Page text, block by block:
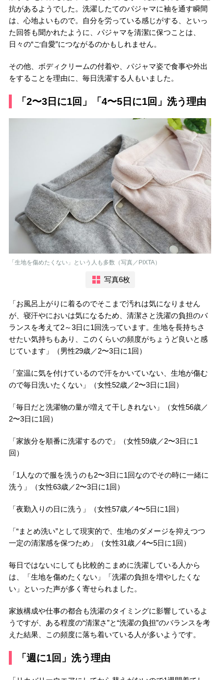
抗があるようでした。洗濯したてのパジャマに袖を通す瞬間
は、心地よいもので。自分を労っている感じがする、といっ
た回答も聞かれたように、パジャマを清潔に保つことは、
日々の“ご自愛”につながるのかもしれません。
その他、ボディクリームの付着や、パジャマ姿で食事や外出
をすることを理由に、毎日洗濯する人もいました。
「2〜3日に1回」「4〜5日に1回」洗う理由
「生地を傷めたくない」という人も多数（写真／PIXTA）
写真6枚
「お風呂上がりに着るのでそこまで汚れは気になりません
が、寝汗やにおいは気になるため、清潔さと洗濯の負担のバ
ランスを考えて2～3日に1回洗っています。生地を長持ちさ
せたい気持ちもあり、このくらいの頻度がちょうど良いと感
じています」（男性29歳／2〜3日に1回）
「室温に気を付けているので汗をかいていない、生地が傷む
ので毎日洗いたくない」（女性52歳／2〜3日に1回）
「毎日だと洗濯物の量が増えて干しきれない」（女性56歳／
2〜3日に1回）
「家族分を順番に洗濯するので」（女性59歳／2〜3日に1
回）
「1人なので服を洗うのも2〜3日に1回なのでその時に一緒に
洗う」（女性63歳／2〜3日に1回）
「夜勤入りの日に洗う」（女性57歳／4〜5日に1回）
「“まとめ洗い”として現実的で、生地のダメージを抑えつつ
一定の清潔感を保つため」（女性31歳／4〜5日に1回）
毎日ではないにしても比較的こまめに洗濯している人から
は、「生地を傷めたくない」「洗濯の負担を増やしたくな
い」といった声が多く寄せられました。
家族構成や仕事の都合も洗濯のタイミングに影響しているよ
うですが、ある程度の“清潔さ”と“洗濯の負担”のバランスを考
えた結果、この頻度に落ち着いている人が多いようです。
「週に1回」洗う理由